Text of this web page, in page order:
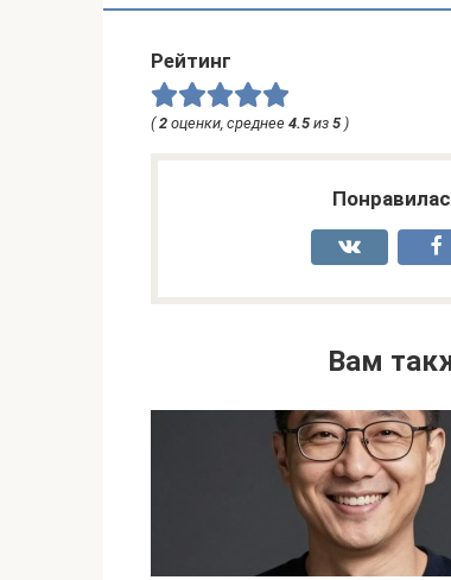
Рейтинг
(2 оценки, среднее 4.5 из 5 )
Вам